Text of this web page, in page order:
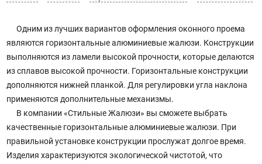
Одним из лучших вариантов оформления оконного проема
являются горизонтальные алюминиевые жалюзи. Конструкции
выполняются из ламели высокой прочности, которые делаются
из сплавов высокой прочности. Горизонтальные конструкции
дополняются нижней планкой. Для регулировки угла наклона
применяются дополнительные механизмы.
В компании «Стильные Жалюзи» вы сможете выбрать
качественные горизонтальные алюминиевые жалюзи. При
правильной установке конструкции прослужат долгое время.
Изделия характеризуются экологической чистотой, что